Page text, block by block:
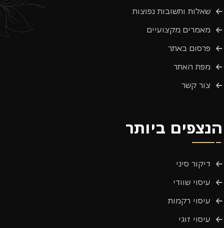
שאלות ותשובות נפוצות
מאמרים מקצועיים
פרסום באתר
מפת האתר
צור קשר
הנצפים ביותר
דיקור סיני
עיסוי שוודי
עיסוי רקמות
עיסוי זוגי